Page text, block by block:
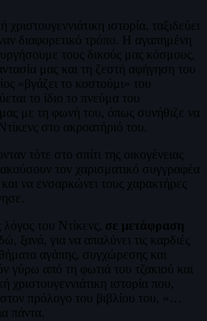
ιστορία, ταξιδεύει
διαφορετικό τρόπο. Η αγαπημένη
τους δικούς μας κόσμους,
μας και τη ζεστή αφήγηση του
«βγάζει το κοστούμι» του
το ίδιο το πνεύμα του
με τη φωνή του, όπως συνήθιζε να
στο ακροατήριό του.
τότε στο σπίτι της οικογένειας
τον χαρισματικό συγγραφέα
και να ενσαρκώνει τους χαρακτήρες
του Ντίκενς, σε μετάφραση
ξανά, για να απαλύνει τις καρδιές
αγάπης, συγχώρεσης και
γύρω από τη φωτιά του τζακιού και
χριστουγεννιάτικη ιστορία που,
πρόλογο του βιβλίου του, «…
πάντα.